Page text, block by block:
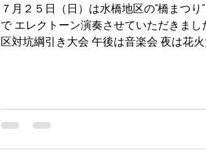
７月２５日（日）は水橋地区の”橋まつり
で エレクトーン演奏させていただきま
区対坑綱引き大会 午後は音楽会 夜は花火
音楽会。 会場は満席 とても文化的で素
ぁ〜と思いました。 今回演奏したの